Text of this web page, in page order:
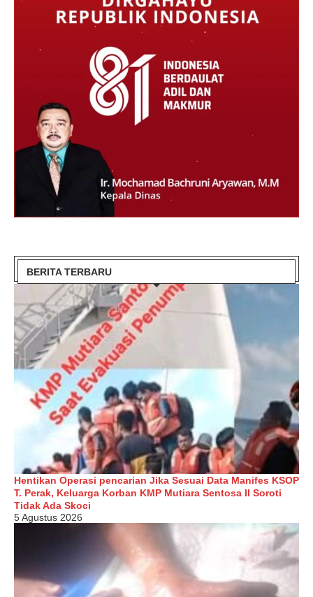
BERITA TERBARU
Hentikan Operasi pencarian Jika Sesuai Data Manifes KSOP
T. Perak, Keluarga Korban KMP Mutiara Sentosa II Soroti
Tidak Ada Skoci
5 Agustus 2026